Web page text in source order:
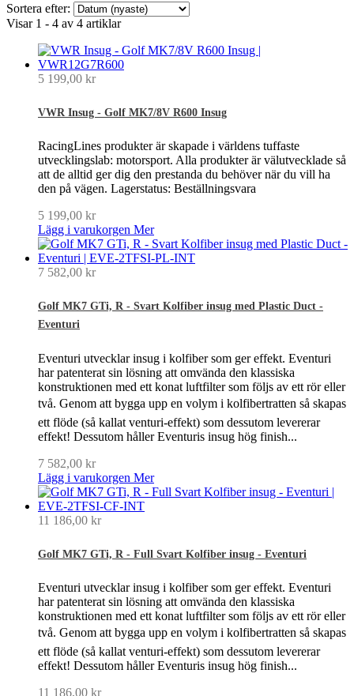
Sortera efter:
Visar 1 - 4 av 4 artiklar
5 199,00 kr
VWR Insug - Golf MK7/8V R600 Insug
RacingLines produkter är skapade i världens tuffaste
utvecklingslab: motorsport. Alla produkter är välutvecklade så
att de alltid ger dig den prestanda du behöver när du vill ha
den på vägen. Lagerstatus: Beställningsvara
5 199,00 kr
Lägg i varukorgen Mer
7 582,00 kr
Golf MK7 GTi, R - Svart Kolfiber insug med Plastic Duct -
Eventuri
Eventuri utvecklar insug i kolfiber som ger effekt. Eventuri
har patenterat sin lösning att omvända den klassiska
konstruktionen med ett konat luftfilter som följs av ett rör eller
två. Genom att bygga upp en volym i kolfibertratten så skapas
ett flöde (så kallat venturi-effekt) som dessutom levererar
effekt! Dessutom håller Eventuris insug hög finish...
7 582,00 kr
Lägg i varukorgen Mer
11 186,00 kr
Golf MK7 GTi, R - Full Svart Kolfiber insug - Eventuri
Eventuri utvecklar insug i kolfiber som ger effekt. Eventuri
har patenterat sin lösning att omvända den klassiska
konstruktionen med ett konat luftfilter som följs av ett rör eller
två. Genom att bygga upp en volym i kolfibertratten så skapas
ett flöde (så kallat venturi-effekt) som dessutom levererar
effekt! Dessutom håller Eventuris insug hög finish...
11 186,00 kr